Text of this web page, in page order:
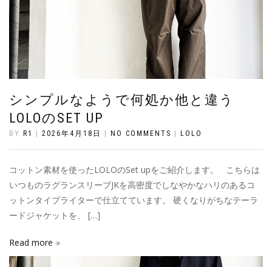
シンプルなようで何処か他と違う
LOLOのSET UP
BY R1 2026年4月18日 NO COMMENTS LOLO
コットン素材を使ったLOLOのSet upをご紹介します。 こちらは
いつものラグランスリーブJKを高密度でしなやかなハリのあるコ
ットンタイプライターで仕立てています。 硬くなりがちなテーラ
ードジャケットを、 […]
Read more